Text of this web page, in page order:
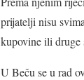
prijatelji nisu
kupovine ili druge
U Beču se u rad